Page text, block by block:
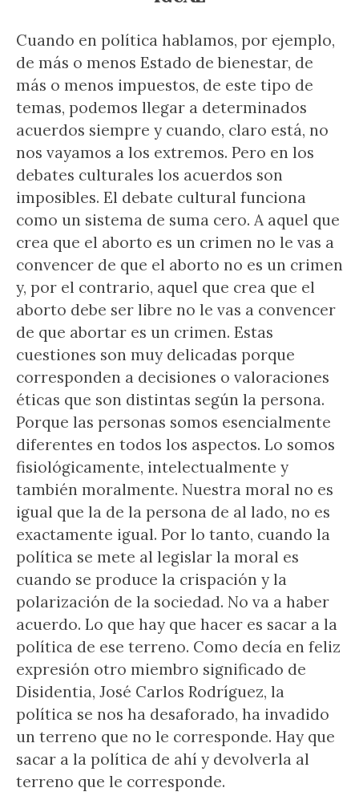
Cuando en política hablamos, por ejemplo,
de más o menos Estado de bienestar, de
más o menos impuestos, de este tipo de
temas, podemos llegar a determinados
acuerdos siempre y cuando, claro está, no
nos vayamos a los extremos. Pero en los
debates culturales los acuerdos son
imposibles. El debate cultural funciona
como un sistema de suma cero. A aquel que
crea que el aborto es un crimen no le vas a
convencer de que el aborto no es un crimen
y, por el contrario, aquel que crea que el
aborto debe ser libre no le vas a convencer
de que abortar es un crimen. Estas
cuestiones son muy delicadas porque
corresponden a decisiones o valoraciones
éticas que son distintas según la persona.
Porque las personas somos esencialmente
diferentes en todos los aspectos. Lo somos
fisiológicamente, intelectualmente y
también moralmente. Nuestra moral no es
igual que la de la persona de al lado, no es
exactamente igual. Por lo tanto, cuando la
política se mete al legislar la moral es
cuando se produce la crispación y la
polarización de la sociedad. No va a haber
acuerdo. Lo que hay que hacer es sacar a la
política de ese terreno. Como decía en feliz
expresión otro miembro significado de
Disidentia, José Carlos Rodríguez, la
política se nos ha desaforado, ha invadido
un terreno que no le corresponde. Hay que
sacar a la política de ahí y devolverla al
terreno que le corresponde.